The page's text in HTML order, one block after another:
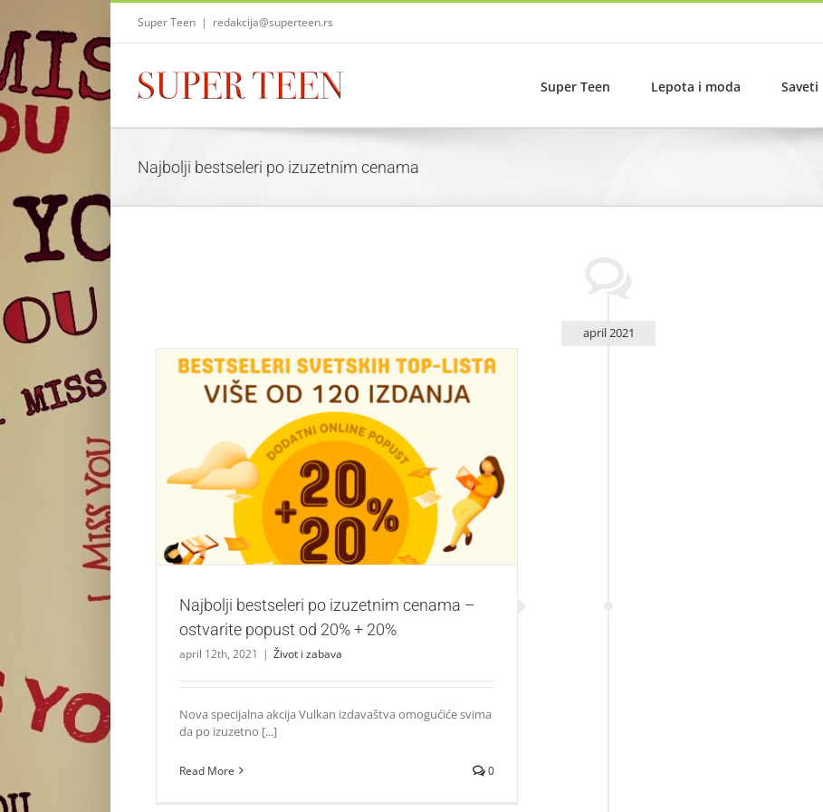
content
Super Teen | redakcija@superteen.rs
Super Teen Lepota i moda Saveti
Najbolji bestseleri po izuzetnim cenama
april 2021
Najbolji bestseleri po izuzetnim cenama – ostvarite popust
od 20% + 20%
Život i zabava
Najbolji bestseleri po izuzetnim cenama –
ostvarite popust od 20% + 20%
april 12th, 2021 | Život i zabava
Nova specijalna akcija Vulkan izdavaštva omogućiće svima
da po izuzetno [...]
Read More 0